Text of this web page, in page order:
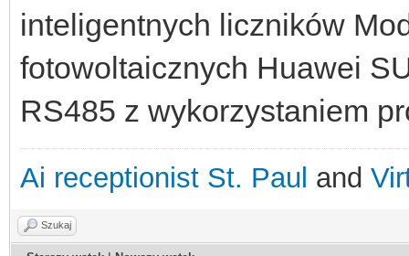
inteligentnych liczników
fotowoltaicznych Huawei
RS485 z wykorzystaniem
Ai receptionist St. Paul and
Szukaj